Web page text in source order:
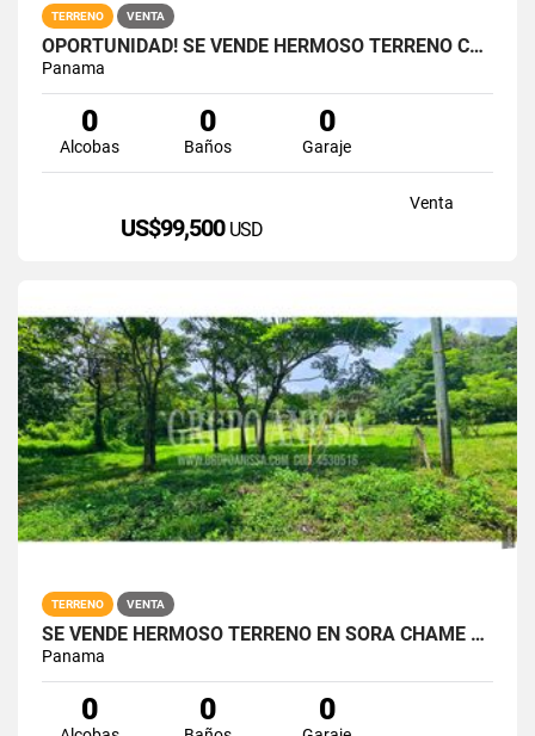
TERRENO VENTA
OPORTUNIDAD! SE VENDE HERMOSO TERRENO CON VISTAS EN ALTOS DEL MARIA
Panama
0
Alcobas
0
Baños
0
Garaje
Venta
US$99,500 USD
TERRENO VENTA
SE VENDE HERMOSO TERRENO EN SORA CHAME COD. 4530516
Panama
0 0 0